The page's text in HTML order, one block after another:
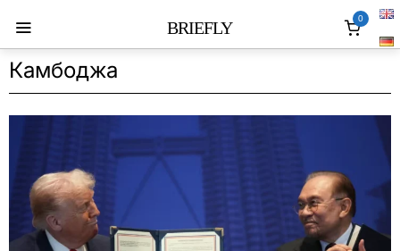
BRIEFLY 0
Камбоджа